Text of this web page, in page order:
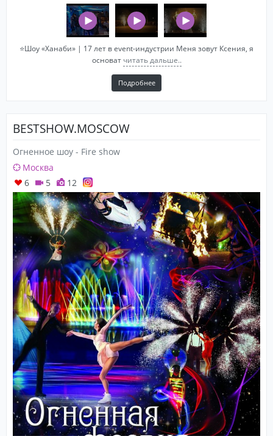
⭐Шоу «Ханаби» | 17 лет в event-индустрии Меня зовут Ксения, я
основат читать дальше..
Подробнее
BESTSHOW.MOSCOW
Огненное шоу - Fire show
Москва
6
5 12